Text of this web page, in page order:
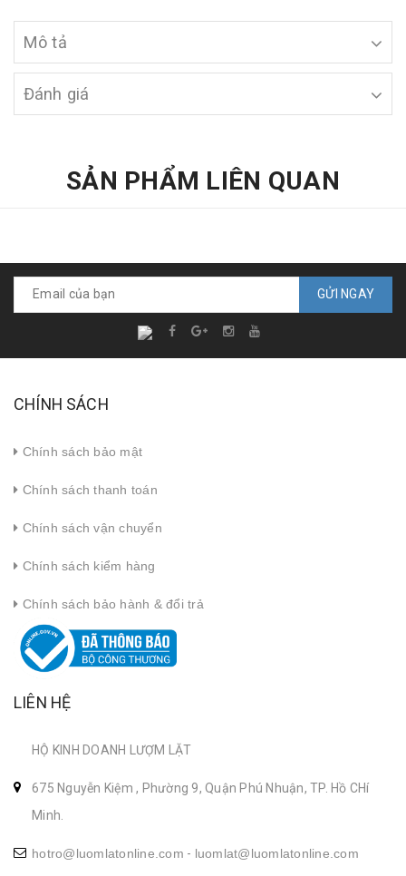
Mô tả
Đánh giá
SẢN PHẨM LIÊN QUAN
GỬI NGAY
CHÍNH SÁCH
Chính sách bảo mật
Chính sách thanh toán
Chính sách vận chuyển
Chính sách kiểm hàng
Chính sách bảo hành & đổi trả
LIÊN HỆ
HỘ KINH DOANH LƯỢM LẶT
675 Nguyễn Kiệm , Phường 9, Quận Phú Nhuận, TP. Hồ CHí
Minh.
hotro@luomlatonline.com - luomlat@luomlatonline.com